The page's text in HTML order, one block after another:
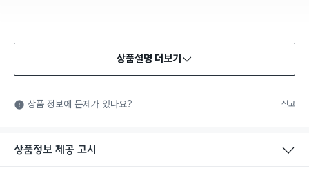
상품설명 더보기
상품 정보에 문제가 있나요? 신고
상품정보 제공 고시